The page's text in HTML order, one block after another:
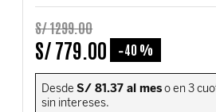
S/1299.00
S/779 00 -40 %